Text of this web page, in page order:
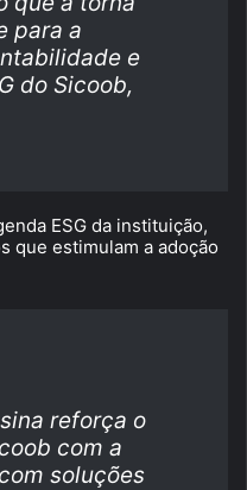
para a
e
do Sicoob,
ESG da instituição,
que estimulam a adoção
reforça o
com a
soluções